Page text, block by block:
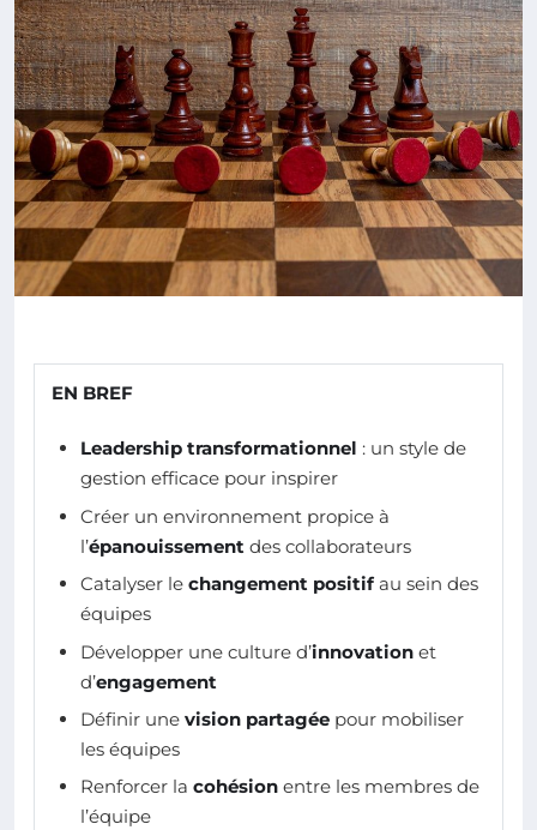
EN BREF
Leadership transformationnel : un style de
gestion efficace pour inspirer
Créer un environnement propice à
l’épanouissement des collaborateurs
Catalyser le changement positifau sein des
équipes
Développer une culture d’innovation et
d’engagement
Définir une vision partagée pour mobiliser
les équipes
Renforcer la cohésion entre les membres de
l’équipe